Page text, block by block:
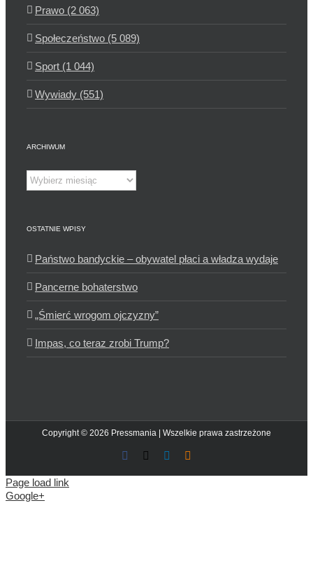
Prawo (2 063)
Społeczeństwo (5 089)
Sport (1 044)
Wywiady (551)
ARCHIWUM
Archiwum
OSTATNIE WPISY
Państwo bandyckie – obywatel płaci a władza wydaje
Pancerne bohaterstwo
„Śmierć wrogom ojczyzny”
Impas, co teraz zrobi Trump?
Copyright © 2026 Pressmania | Wszelkie prawa zastrzeżone
Facebook LinkedIn
Page load link
Google+